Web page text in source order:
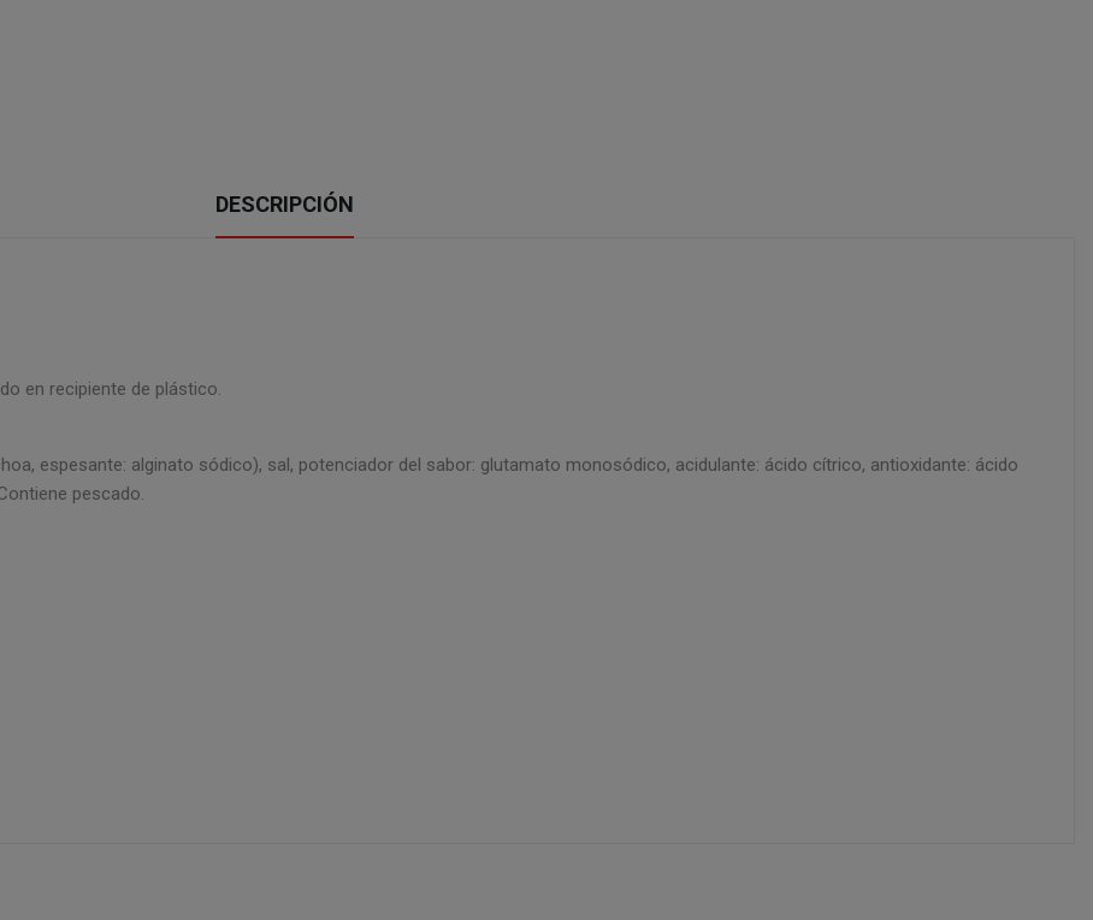
DESCRIPCIÓN
en recipiente de plástico.
espesante: alginato sódico), sal, potenciador del sabor: glutamato monosódico, acidulante: ácido cítrico, antioxidante: ácido
pescado.